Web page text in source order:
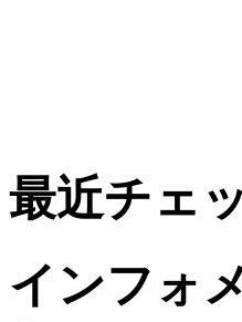
最近チェ
インフォ